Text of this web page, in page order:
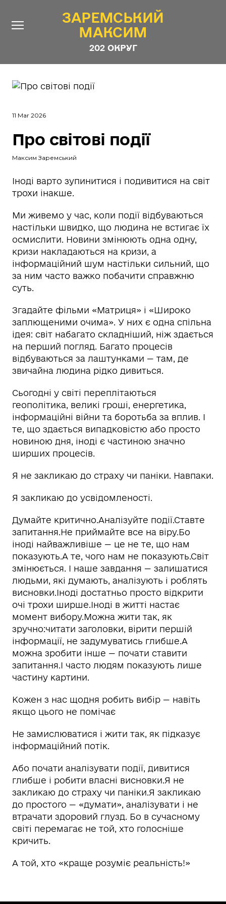
ЗАРЕМСЬКИЙ
МАКСИМ
202 ОКРУГ
ЗАРЕМСЬКИЙ
МАКСИМ
202 ОКРУГ
Контакти
Програма
Анонімні опитування
11 Mar 2026
Про світові події
Максим Заремський
Іноді варто зупинитися і подивитися на світ
трохи інакше.
Ми живемо у час, коли події відбуваються
настільки швидко, що людина не встигає їх
осмислити. Новини змінюють одна одну,
кризи накладаються на кризи, а
інформаційний шум настільки сильний, що
за ним часто важко побачити справжню
суть.
Згадайте фільми «Матриця» і «Широко
заплющеними очима». У них є одна спільна
ідея: світ набагато складніший, ніж здається
на перший погляд. Багато процесів
відбуваються за лаштунками — там, де
звичайна людина рідко дивиться.
Сьогодні у світі переплітаються
геополітика, великі гроші, енергетика,
інформаційні війни та боротьба за вплив. І
те, що здається випадковістю або просто
новиною дня, іноді є частиною значно
ширших процесів.
Я не закликаю до страху чи паніки. Навпаки.
Я закликаю до усвідомленості.
Думайте критично.Аналізуйте події.Ставте
запитання.Не приймайте все на віру.Бо
іноді найважливіше — це не те, що нам
показують.А те, чого нам не показують.Світ
змінюється. І наше завдання — залишатися
людьми, які думають, аналізують і роблять
висновки.Іноді достатньо просто відкрити
очі трохи ширше.Іноді в житті настає
момент вибору.Можна жити так, як
зручно:читати заголовки, вірити першій
інформації, не задумуватись глибше.А
можна зробити інше — почати ставити
запитання.І часто людям показують лише
частину картини.
Кожен з нас щодня робить вибір — навіть
якщо цього не помічає
Не замислюватися і жити так, як підказує
інформаційний потік.
Або почати аналізувати події, дивитися
глибше і робити власні висновки.Я не
закликаю до страху чи паніки.Я закликаю
до простого — «думати», аналізувати і не
втрачати здоровий глузд. Бо в сучасному
світі перемагає не той, хто голосніше
кричить.
А той, хто «краще розуміє реальність!»